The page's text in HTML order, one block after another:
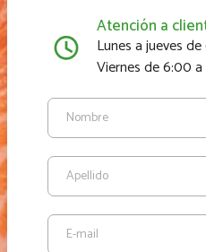
Atención a
Lunes a jueves
Viernes de 6:00 a